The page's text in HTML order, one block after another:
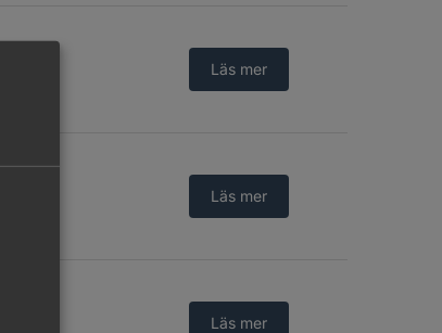
Läs mer
Läs mer
Läs mer